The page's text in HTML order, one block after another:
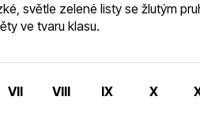
světle zelené listy se žlutým
ve tvaru klasu.
VII VIII IX X